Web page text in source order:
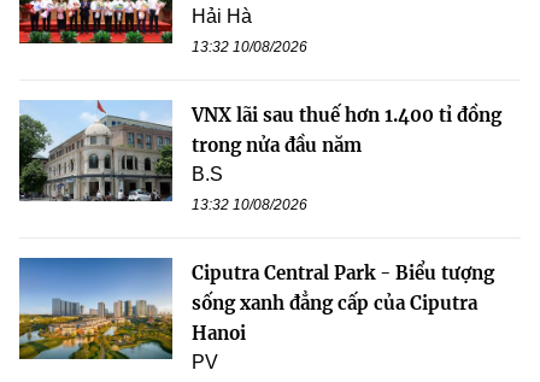
Hải Hà
13:32 10/08/2026
VNX lãi sau thuế hơn 1.400 tỉ đồng
trong nửa đầu năm
B.S
13:32 10/08/2026
Ciputra Central Park - Biểu tượng
sống xanh đẳng cấp của Ciputra
Hanoi
PV